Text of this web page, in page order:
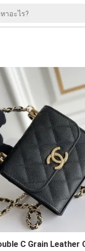
C Grain Leather